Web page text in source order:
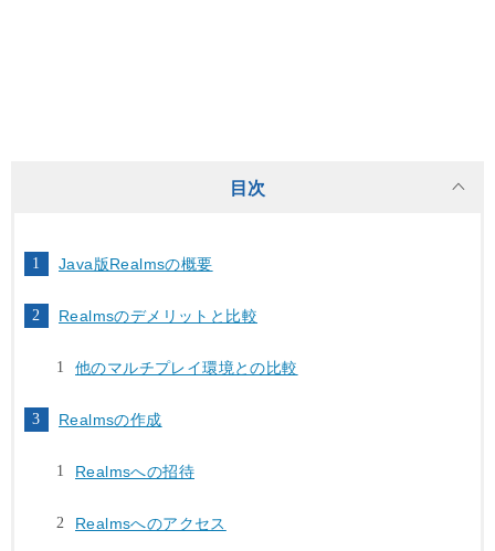
目次
Java版Realmsの概要
Realmsのデメリットと比較
他のマルチプレイ環境との比較
Realmsの作成
Realmsへの招待
Realmsへのアクセス